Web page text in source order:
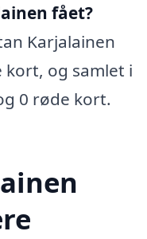
fået?
Karjalainen
og samlet i
0 røde kort.